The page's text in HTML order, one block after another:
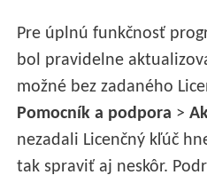
Pre úplnú funkčnosť
bol pravidelne
možné bez zadaného
Pomocník a podpora >
nezadali Licenčný kľúč
tak spraviť aj neskôr.